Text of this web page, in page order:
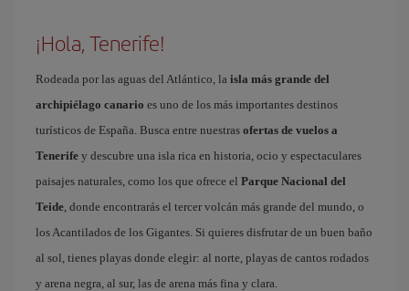
¡Hola, Tenerife!
Rodeada por las aguas del Atlántico, la isla más grande del
archipiélago canario es uno de los más importantes destinos
turísticos de España. Busca entre nuestras ofertas de vuelos a
Tenerife y descubre una isla rica en historia, ocio y espectaculares
paisajes naturales, como los que ofrece el Parque Nacional del
Teide , donde encontrarás el tercer volcán más grande del mundo, o
los Acantilados de los Gigantes. Si quieres disfrutar de un buen baño
al sol, tienes playas donde elegir: al norte, playas de cantos rodados
y arena negra, al sur, las de arena más fina y clara.